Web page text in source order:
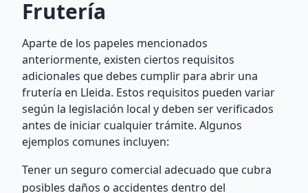
Frutería
Aparte de los papeles mencionados
anteriormente, existen ciertos requisitos
adicionales que debes cumplir para abrir una
frutería en Lleida. Estos requisitos pueden variar
según la legislación local y deben ser verificados
antes de iniciar cualquier trámite. Algunos
ejemplos comunes incluyen:
Tener un seguro comercial adecuado que cubra
posibles daños o accidentes dentro del